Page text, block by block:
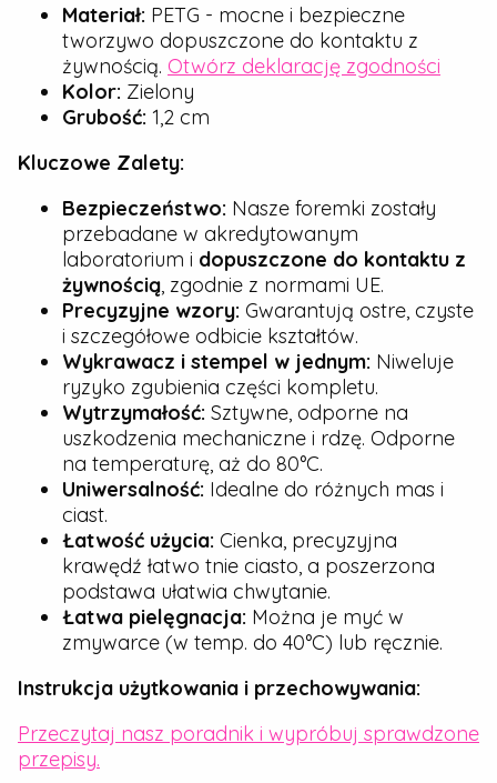
Materiał: PETG - mocne i bezpieczne
tworzywo dopuszczone do kontaktu z
żywnością. Otwórz deklarację zgodności
Kolor: Zielony
Grubość: 1,2 cm
Kluczowe Zalety:
Bezpieczeństwo: Nasze foremki zostały
przebadane w akredytowanym
laboratorium i dopuszczone do kontaktu z
żywnością, zgodnie z normami UE.
Precyzyjne wzory: Gwarantują ostre, czyste
i szczegółowe odbicie kształtów.
Wykrawacz i stempel w jednym: Niweluje
ryzyko zgubienia części kompletu.
Wytrzymałość: Sztywne, odporne na
uszkodzenia mechaniczne i rdzę. Odporne
na temperaturę, aż do 80°C.
Uniwersalność: Idealne do różnych mas i
ciast.
Łatwość użycia: Cienka, precyzyjna
krawędź łatwo tnie ciasto, a poszerzona
podstawa ułatwia chwytanie.
Łatwa pielęgnacja: Można je myć w
zmywarce (w temp. do 40°C) lub ręcznie.
Instrukcja użytkowania i przechowywania:
Przeczytaj nasz poradnik i wypróbuj sprawdzone
przepisy.